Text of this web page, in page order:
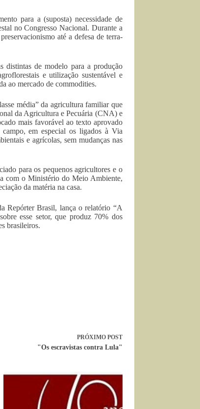
para a (suposta) necessidade de
no Congresso Nacional. Durante a
até a defesa de terra-
distintas de modelo para a produção
e utilização sustentável e
ao mercado de commodities.
média” da agricultura familiar que
da Agricultura e Pecuária (CNA) e
mais favorável ao texto aprovado
em especial os ligados à Via
e agrícolas, sem mudanças nas
para os pequenos agricultores e o
com o Ministério do Meio Ambiente,
da matéria na casa.
Repórter Brasil, lança o relatório “A
esse setor, que produz 70% dos
brasileiros.
PRÓXIMO POST
"Os escravistas contra Lula"